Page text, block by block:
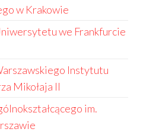
w Krakowie
we Frankfurcie
Instytutu
Mikołaja II
im.